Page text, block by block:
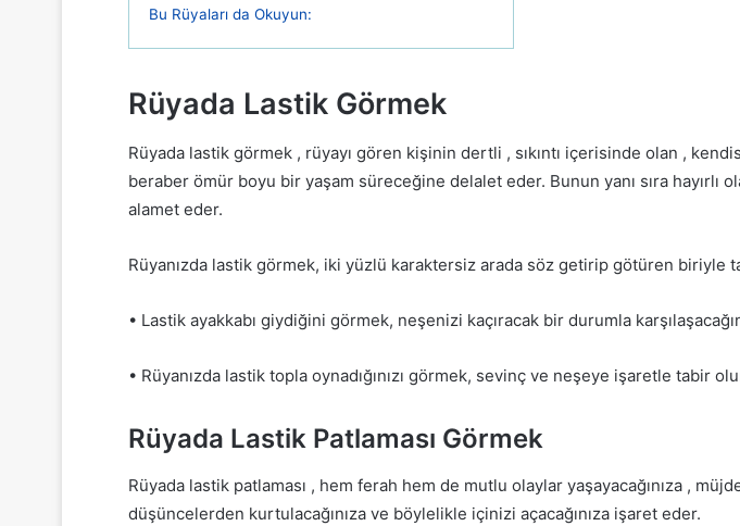
Bu Rüyaları da Okuyun:
Rüyada Lastik Görmek
Rüyada lastik görmek , rüyayı gören kişinin dertli , sıkıntı içerisinde olan ,
beraber ömür boyu bir yaşam süreceğine delalet eder. Bunun yanı sıra hayırlı
alamet eder.
Rüyanızda lastik görmek, iki yüzlü karaktersiz arada söz getirip götüren biriyle
• Lastik ayakkabı giydiğini görmek, neşenizi kaçıracak bir durumla
• Rüyanızda lastik topla oynadığınızı görmek, sevinç ve neşeye işaretle tabir
Rüyada Lastik Patlaması Görmek
Rüyada lastik patlaması , hem ferah hem de mutlu olaylar yaşayacağınıza ,
düşüncelerden kurtulacağınıza ve böylelikle içinizi açacağınıza işaret eder.